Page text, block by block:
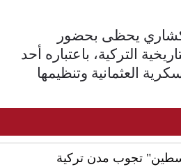
يحظى بحضور
التركية، باعتباره أحد
العثمانية وتنظيمها
تجوب مدن تركية